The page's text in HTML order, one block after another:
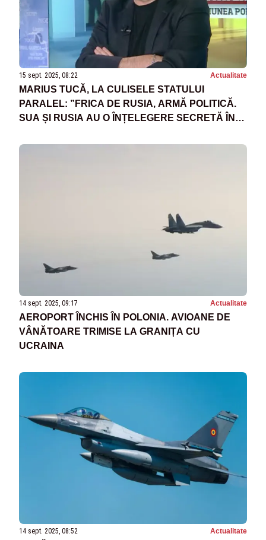
15 sept. 2025, 08:22 Actualitate
MARIUS TUCĂ, LA CULISELE STATULUI
PARALEL: ”FRICA DE RUSIA, ARMĂ POLITICĂ.
SUA ȘI RUSIA AU O ÎNȚELEGERE SECRETĂ ÎN
14 sept. 2025, 09:17 Actualitate
AEROPORT ÎNCHIS ÎN POLONIA. AVIOANE DE
VÂNĂTOARE TRIMISE LA GRANIȚA CU
UCRAINA
14 sept. 2025, 08:52 Actualitate